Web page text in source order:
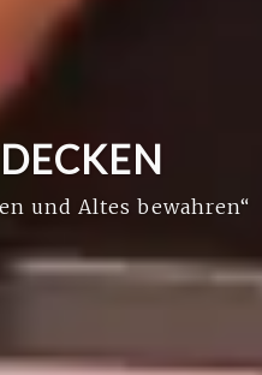
Altes bewahren“